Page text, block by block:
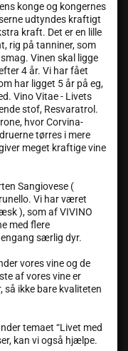
konge og kongernes
udtyndes kraftigt
kraft. Det er en lille
rig på tanniner, som
Vinen skal ligge
4 år. Vi har fået
har ligget 5 år på eg,
Vino Vitae - Livets
stof, Resvaratrol.
hvor Corvina-
tørres i mere
meget kraftige vine
Sangiovese (
Vi har været
), som af VIVINO
med flere
særlig dyr.
vores vine og de
af vores vine er
ikke bare kvaliteten
temaet “Livet med
kan vi også hjælpe.